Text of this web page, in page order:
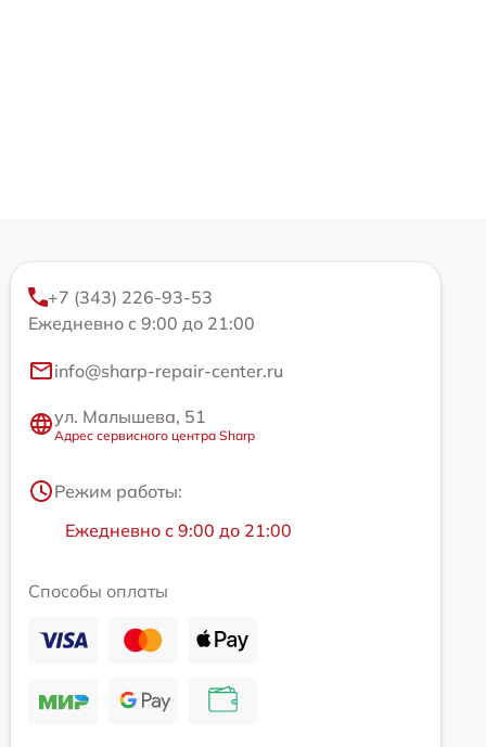
+7 (343) 226-93-53
Ежедневно с 9:00 до 21:00
info@sharp-repair-center.ru
ул. Малышева, 51
Адрес сервисного центра Sharp
Режим работы:
Ежедневно с 9:00 до 21:00
Способы оплаты